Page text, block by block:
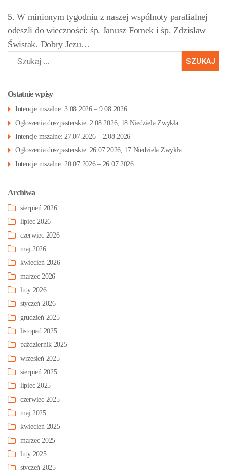
5. W minionym tygodniu z naszej wspólnoty parafialnej
odeszli do wieczności: śp. Janusz Fornek i śp. Zdzisław
Świstak. Dobry Jezu…
Szukaj:
Ostatnie wpisy
Intencje mszalne: 3.08.2026 – 9.08.2026
Ogłoszenia duszpasterskie: 2.08.2026, 18 Niedziela Zwykła
Intencje mszalne: 27.07.2026 – 2.08.2026
Ogłoszenia duszpasterskie: 26.07.2026, 17 Niedziela Zwykła
Intencje mszalne: 20.07.2026 – 26.07.2026
Archiwa
sierpień 2026
lipiec 2026
czerwiec 2026
maj 2026
kwiecień 2026
marzec 2026
luty 2026
styczeń 2026
grudzień 2025
listopad 2025
październik 2025
wrzesień 2025
sierpień 2025
lipiec 2025
czerwiec 2025
maj 2025
kwiecień 2025
marzec 2025
luty 2025
styczeń 2025